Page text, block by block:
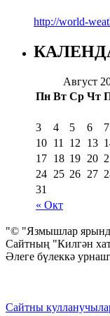
http://world-
Август
Пн Вт Ср Чт
« Окт
3
4 5 6 7
10 11 12 13
17 18 19 20
24 25 26 27
31
"© "Язмышлар
Сайтның "Килгән
Әлеге бүлеккә
Сайтны